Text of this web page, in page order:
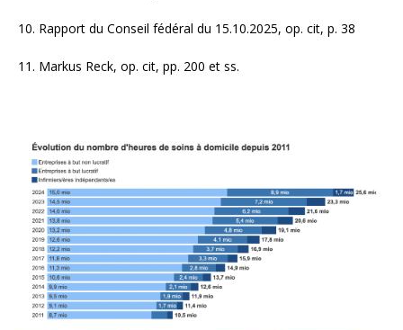
10. Rapport du Conseil fédéral du 15.10.2025, op. cit, p. 38
11. Markus Reck, op. cit, pp. 200 et ss.